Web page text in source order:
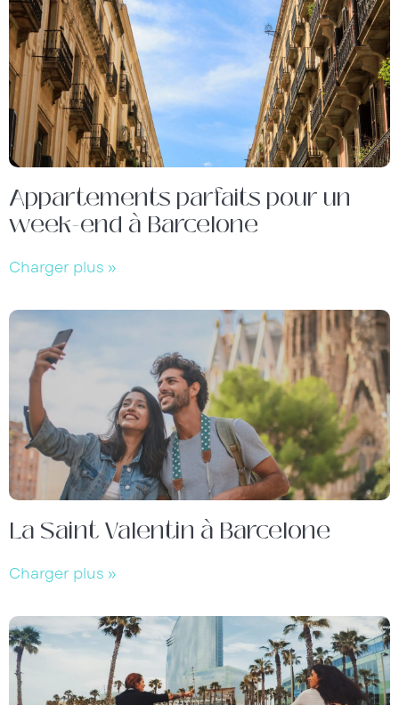
Appartements parfaits pour un
week-end à Barcelone
Charger plus »
La Saint Valentin à Barcelone
Charger plus »